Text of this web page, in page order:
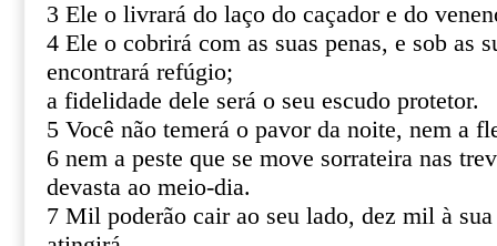
3 Ele o livrará do laço do caçador e do
4 Ele o cobrirá com as suas penas, e sob as
encontrará refúgio;
a fidelidade dele será o seu escudo protetor.
5 Você não temerá o pavor da noite, nem a
6 nem a peste que se move sorrateira nas
devasta ao meio-dia.
7 Mil poderão cair ao seu lado, dez mil à